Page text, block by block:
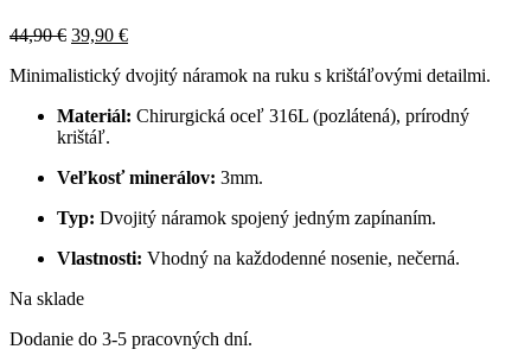
44,90€ 39,90 €
Minimalistický dvojitý náramok na ruku s krištáľovými detailmi.
Materiál: Chirurgická oceľ 316L (pozlátená), prírodný
krištáľ.
Veľkosť minerálov: 3mm.
Typ: Dvojitý náramok spojený jedným zapínaním.
Vlastnosti: Vhodný na každodenné nosenie, nečerná.
Na sklade
Dodanie do 3-5 pracovných dní.